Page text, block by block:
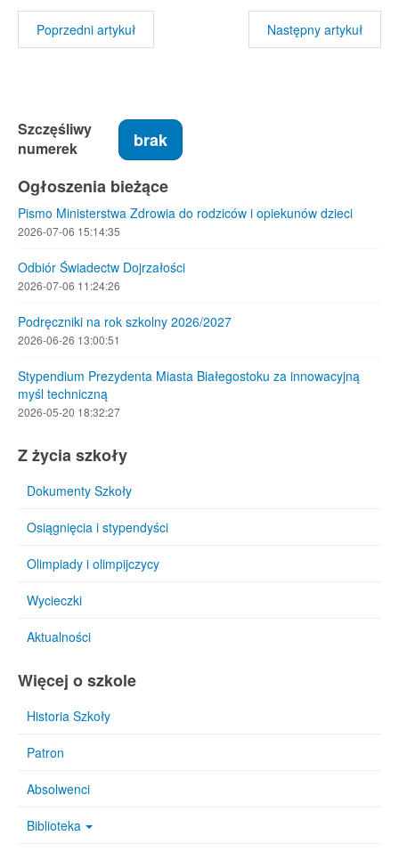
Poprzedni artykuł Następny artykuł
Szczęśliwy
numerek
brak
Ogłoszenia bieżące
Pismo Ministerstwa Zdrowia do rodziców i opiekunów dzieci
2026-07-06 15:14:35
Odbiór Świadectw Dojrzałości
2026-07-06 11:24:26
Podręczniki na rok szkolny 2026/2027
2026-06-26 13:00:51
Stypendium Prezydenta Miasta Białegostoku za innowacyjną
myśl techniczną
2026-05-20 18:32:27
Z życia szkoły
Dokumenty Szkoły
Osiągnięcia i stypendyści
Olimpiady i olimpijczycy
Wycieczki
Aktualności
Więcej o szkole
Historia Szkoły
Patron
Absolwenci
Biblioteka